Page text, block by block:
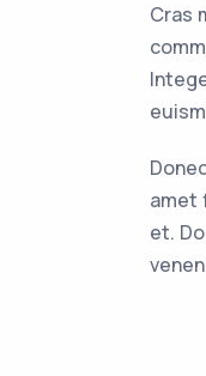
Cras
amet
et.